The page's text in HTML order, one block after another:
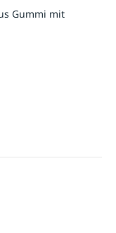
Gummi mit